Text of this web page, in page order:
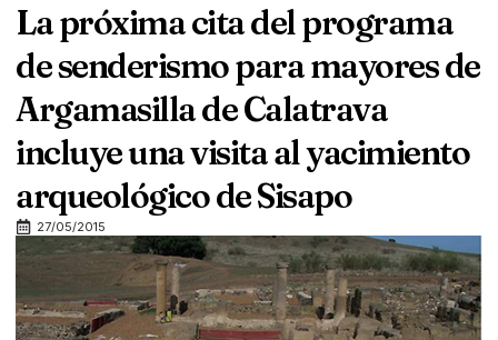
La próxima cita del programa
de senderismo para mayores de
Argamasilla de Calatrava
incluye una visita al yacimiento
arqueológico de Sisapo
27/05/2015